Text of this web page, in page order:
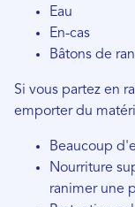
Eau
En-cas
Bâtons de
Si vous partez en
emporter du
Beaucoup
Nourriture
ranimer une